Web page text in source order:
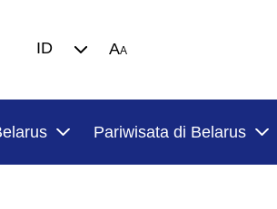
ID AA
Pariwisata di Belarus